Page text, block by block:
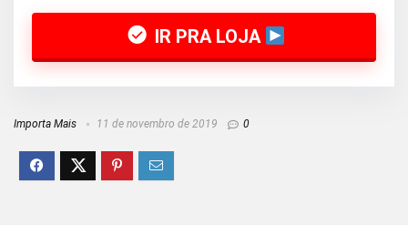
IR PRA LOJA
Importa Mais 11 de novembro de 2019 0